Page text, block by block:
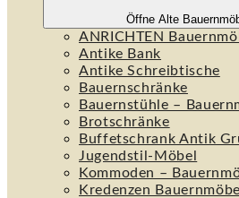
Öffne Alte
ANRICHTEN
Antike Bank
Antike Schreibtische
Bauernschränke
Bauernstühle –
Brotschränke
Buffetschrank Antik
Jugendstil-Möbel
Kommoden –
Kredenzen Bauernmöbel